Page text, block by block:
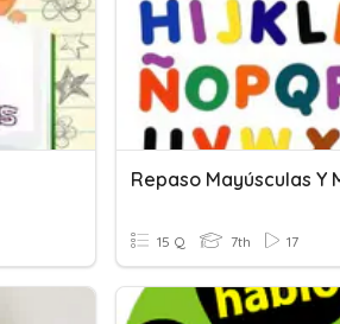
15 Q 7th 17